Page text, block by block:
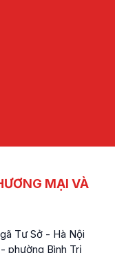
MẠI VÀ
Tư Sở - Hà Nội
phường Bình Trị